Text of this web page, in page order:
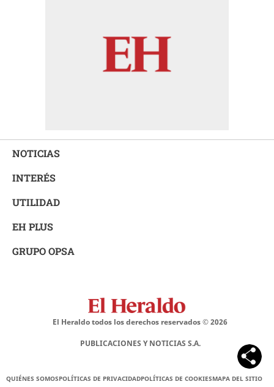
NOTICIAS
INTERÉS
UTILIDAD
EH PLUS
GRUPO OPSA
El Heraldo todos los derechos reservados ©2026
PUBLICACIONES Y NOTICIAS S.A.
QUIÉNES SOMOSPOLÍTICAS DE PRIVACIDADPOLÍTICAS DE COOKIESMAPA DEL SITIO